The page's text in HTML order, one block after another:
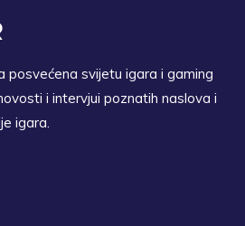
posvećena svijetu igara i gaming
i intervjui poznatih naslova i
igara.